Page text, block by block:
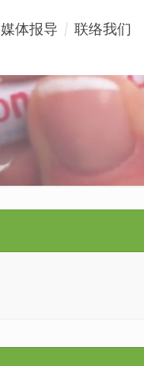
媒体报导 联络我们